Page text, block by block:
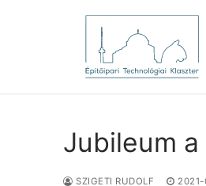
Jubileum
SZIGETI RUDOLF